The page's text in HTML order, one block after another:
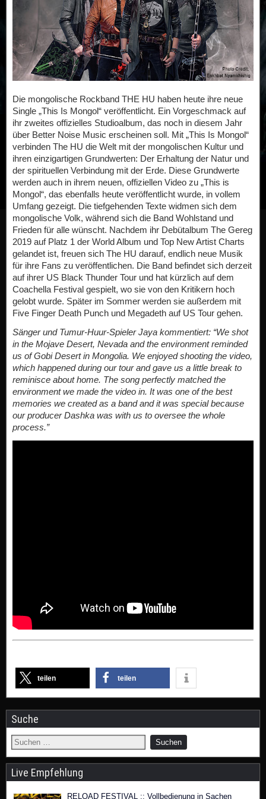
Die mongolische Rockband THE HU haben heute ihre neue
Single „This Is Mongol“ veröffentlicht. Ein Vorgeschmack auf
ihr zweites offizielles Studioalbum, das noch in diesem Jahr
über Better Noise Music erscheinen soll. Mit „This Is Mongol“
verbinden The HU die Welt mit der mongolischen Kultur und
ihren einzigartigen Grundwerten: Der Erhaltung der Natur und
der spirituellen Verbindung mit der Erde. Diese Grundwerte
werden auch in ihrem neuen, offiziellen Video zu „This is
Mongol“, das ebenfalls heute veröffentlicht wurde, in vollem
Umfang gezeigt. Die tiefgehenden Texte widmen sich dem
mongolische Volk, während sich die Band Wohlstand und
Frieden für alle wünscht. Nachdem ihr Debütalbum The Gereg
2019 auf Platz 1 der World Album und Top New Artist Charts
gelandet ist, freuen sich The HU darauf, endlich neue Musik
für ihre Fans zu veröffentlichen. Die Band befindet sich derzeit
auf ihrer US Black Thunder Tour und hat kürzlich auf dem
Coachella Festival gespielt, wo sie von den Kritikern hoch
gelobt wurde. Später im Sommer werden sie außerdem mit
Five Finger Death Punch und Megadeth auf US Tour gehen.
Sänger und Tumur-Huur-Spieler Jaya kommentiert: “We shot
in the Mojave Desert, Nevada and the environment reminded
us of Gobi Desert in Mongolia. We enjoyed shooting the video,
which happened during our tour and gave us a little break to
reminisce about home. The song perfectly matched the
environment we made the video in. It was one of the best
memories we created as a band and it was special because
our producer Dashka was with us to oversee the whole
process.”
teilen teilen
Suche
Live Empfehlung
RELOAD FESTIVAL :: Vollbedienung in Sachen